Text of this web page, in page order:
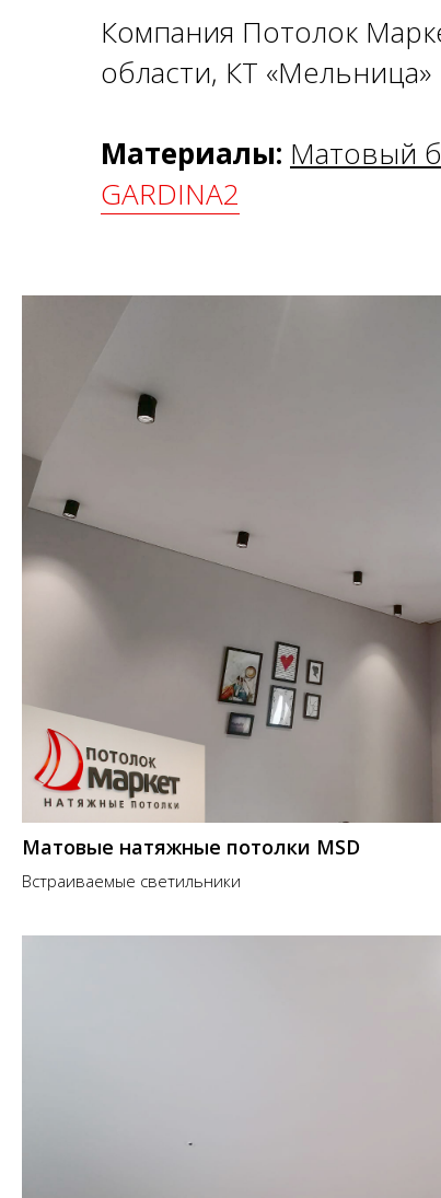
Компания Потолок
области, КТ «Мельница»
Материалы: Матовый
GARDINA2
Матовые натяжные потолки MSD
Встраиваемые светильники